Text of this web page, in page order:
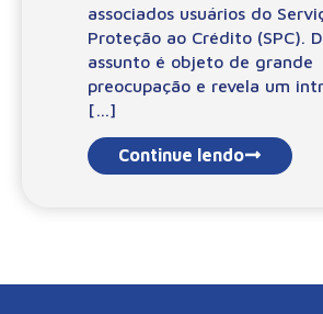
associados usuários do
Proteção ao Crédito (SPC).
assunto é objeto de grande
preocupação e revela um
[…]
Continue lendo